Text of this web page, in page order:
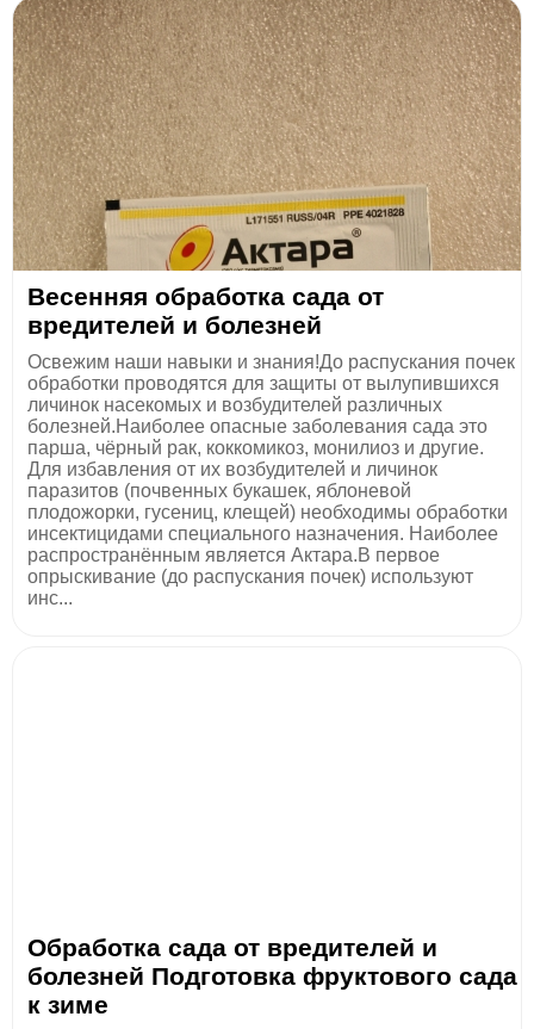
Весенняя обработка сада от
вредителей и болезней
Освежим наши навыки и знания!До распускания почек
обработки проводятся для защиты от вылупившихся
личинок насекомых и возбудителей различных
болезней.Наиболее опасные заболевания сада это
парша, чёрный рак, коккомикоз, монилиоз и другие.
Для избавления от их возбудителей и личинок
паразитов (почвенных букашек, яблоневой
плодожорки, гусениц, клещей) необходимы обработки
инсектицидами специального назначения. Наиболее
распространённым является Актара.В первое
опрыскивание (до распускания почек) используют
инс...
Обработка сада от вредителей и
болезней Подготовка фруктового сада
к зиме